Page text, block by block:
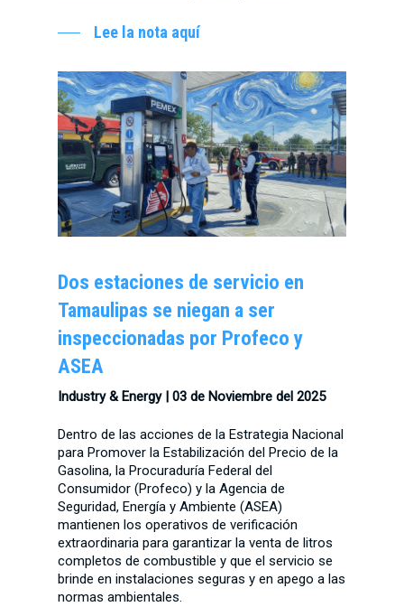
Lee la nota aquí
Dos estaciones de servicio en
Tamaulipas se niegan a ser
inspeccionadas por Profeco y
ASEA
Industry & Energy | 03 de Noviembre del 2025
Dentro de las acciones de la Estrategia Nacional
para Promover la Estabilización del Precio de la
Gasolina, la Procuraduría Federal del
Consumidor (Profeco) y la Agencia de
Seguridad, Energía y Ambiente (ASEA)
mantienen los operativos de verificación
extraordinaria para garantizar la venta de litros
completos de combustible y que el servicio se
brinde en instalaciones seguras y en apego a las
normas ambientales.